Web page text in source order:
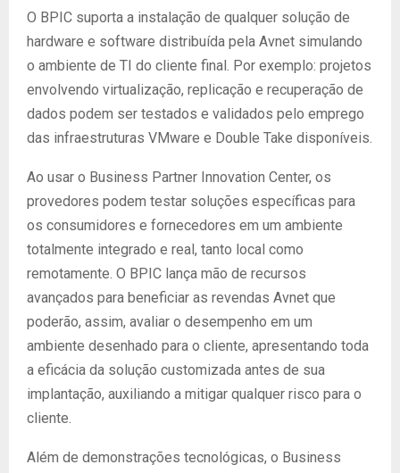
O BPIC suporta a instalação de qualquer solução de
hardware e software distribuída pela Avnet simulando
o ambiente de TI do cliente final. Por exemplo: projetos
envolvendo virtualização, replicação e recuperação de
dados podem ser testados e validados pelo emprego
das infraestruturas VMware e Double Take disponíveis.
Ao usar o Business Partner Innovation Center, os
provedores podem testar soluções específicas para
os consumidores e fornecedores em um ambiente
totalmente integrado e real, tanto local como
remotamente. O BPIC lança mão de recursos
avançados para beneficiar as revendas Avnet que
poderão, assim, avaliar o desempenho em um
ambiente desenhado para o cliente, apresentando toda
a eficácia da solução customizada antes de sua
implantação, auxiliando a mitigar qualquer risco para o
cliente.
Além de demonstrações tecnológicas, o Business